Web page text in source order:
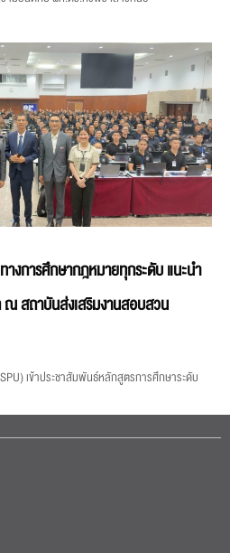
งการศึกษากฎหมายทุกระดับ แนะนำ
สถาบันส่งเสริมงานสอบสวน
เข้าประชาสัมพันธ์หลักสูตรการศึกษาระดับ